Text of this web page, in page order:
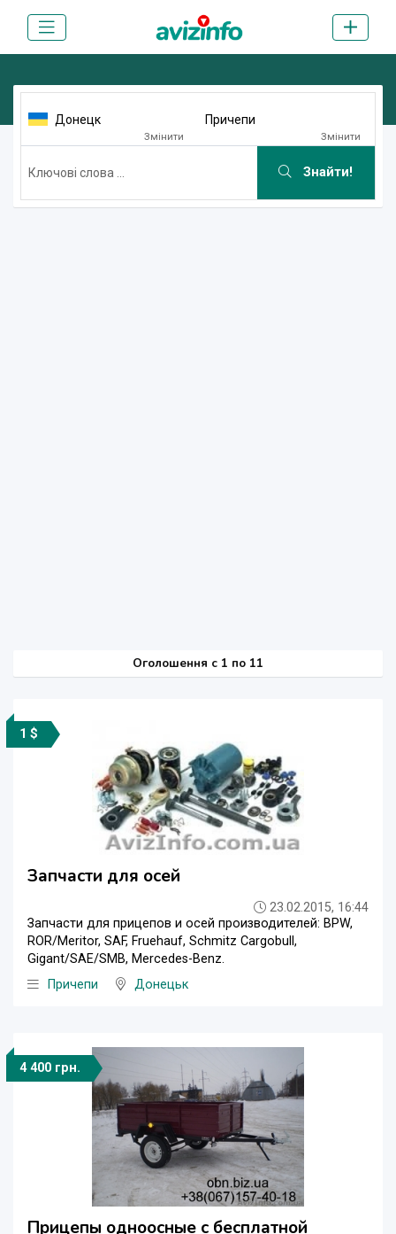
Донецк
Змінити
Причепи
Змінити
Знайти!
Оголошення c 1 по 11
1 $
Запчасти для осей
23.02.2015, 16:44
Запчасти для прицепов и осей производителей: BPW,
ROR/Meritor, SAF, Fruehauf, Schmitz Cargobull,
Gigant/SAE/SMB, Mercedes-Benz.
Причепи
Донецьк
4 400 грн.
Прицепы одноосные с бесплатной